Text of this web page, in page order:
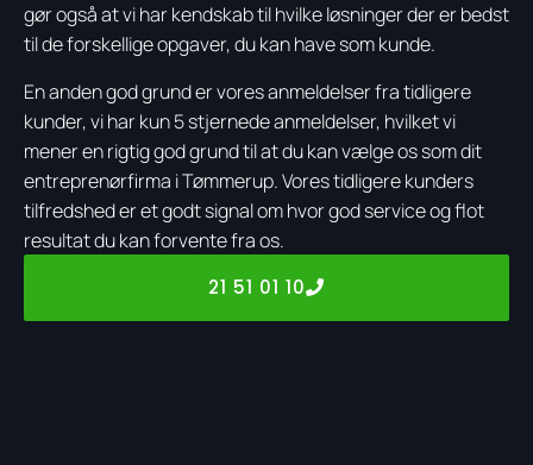
gør også at vi har kendskab til hvilke løsninger der er bedst
til de forskellige opgaver, du kan have som kunde.
En anden god grund er vores anmeldelser fra tidligere
kunder, vi har kun 5 stjernede anmeldelser, hvilket vi
mener en rigtig god grund til at du kan vælge os som dit
entreprenørfirma i Tømmerup. Vores tidligere kunders
tilfredshed er et godt signal om hvor god service og flot
resultat du kan forvente fra os.
21 51 01 10